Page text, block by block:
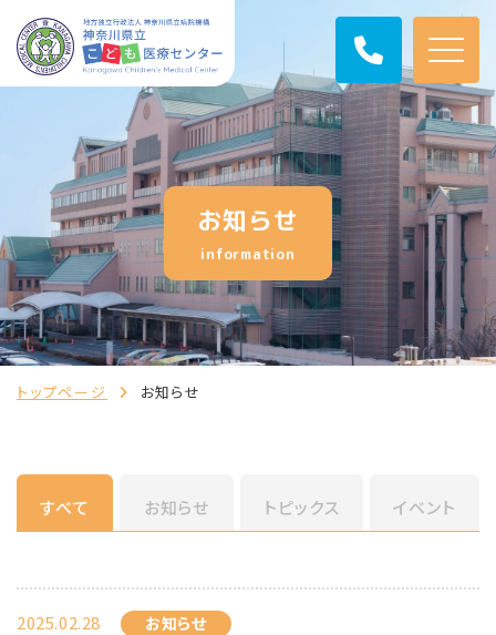
お知らせ
information
トップページ お知らせ
すべて お知らせ トピックス イベント
2025.02.28 お知らせ